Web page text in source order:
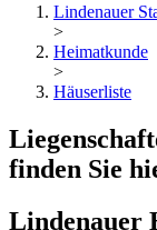
Lindenauer
>
Heimatkunde
>
Häuserliste
finden Sie
Lindenauer